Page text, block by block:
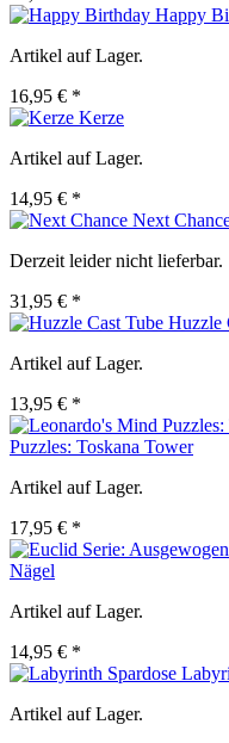
Happy
Artikel auf Lager.
16,95 € *
Kerze
Artikel auf Lager.
14,95 € *
Next
Derzeit leider nicht lieferbar.
31,95 € *
Huzzle
Artikel auf Lager.
13,95 € *
Puzzles: Toskana Tower
Artikel auf Lager.
17,95 € *
Nägel
Artikel auf Lager.
14,95 € *
Artikel auf Lager.